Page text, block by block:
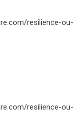
resilience-ou-
resilience-ou-